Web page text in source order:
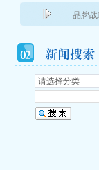
品牌
请选择分类